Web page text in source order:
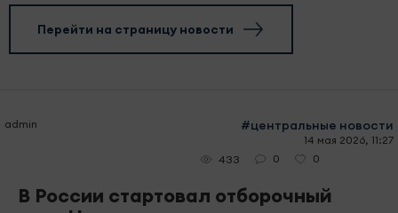
Перейти на страницу новости
admin #центральные новости
14 мая 2026, 11:27
433
0 0
В России стартовал отборочный